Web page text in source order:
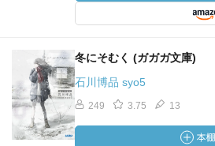
冬にそむく (ガガガ文庫)
石川博品 syo5
249 3.75 13